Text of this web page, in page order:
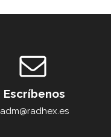
Escríbenos
adm@radhex.es